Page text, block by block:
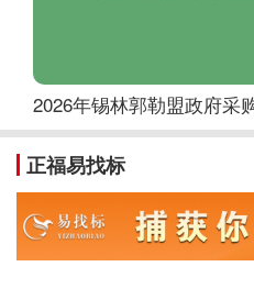
2026年锡林郭勒盟政府采
正福易找标